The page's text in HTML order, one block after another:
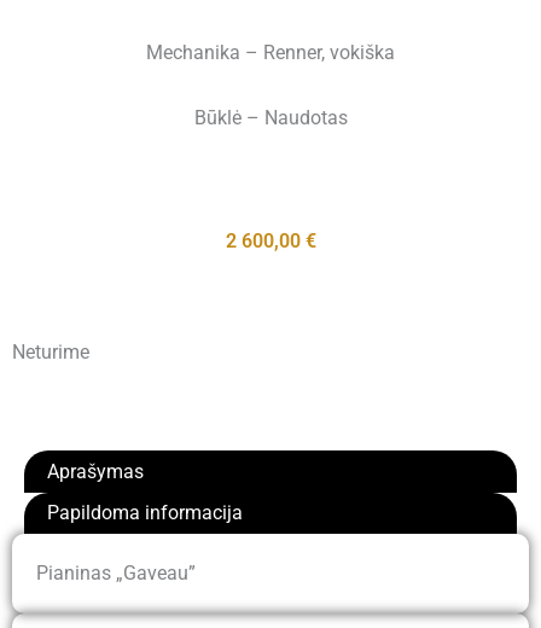
Mechanika – Renner, vokiška
Būklė – Naudotas
2 600,00 €
Neturime
Aprašymas
Papildoma informacija
Pianinas „Gaveau”